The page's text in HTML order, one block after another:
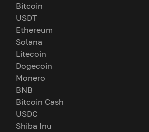
Bitcoin
USDT
Ethereum
Solana
Litecoin
Dogecoin
Monero
BNB
Bitcoin Cash
USDC
Shiba Inu